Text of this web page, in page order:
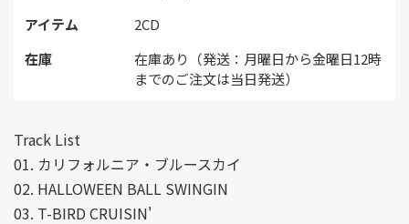
アイテム
2CD
在庫
在庫あり（発送：月曜日から金曜日12時
までのご注文は当日発送）
Track List
01. カリフォルニア・ブルースカイ
02. HALLOWEEN BALL SWINGIN
03. T-BIRD CRUISIN'